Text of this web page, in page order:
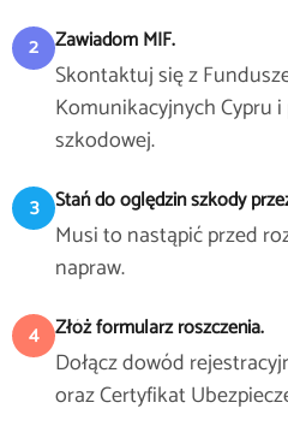
2 Zawiadom MIF.
Skontaktuj się z
Komunikacyjnych Cypru
szkodowej.
3 Stań do oględzin szkody
Musi to nastąpić przed
napraw.
4 Złóż formularz roszczenia.
Dołącz dowód
oraz Certyfikat